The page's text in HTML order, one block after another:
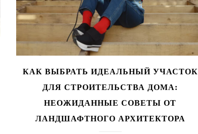
КАК ВЫБРАТЬ ИДЕАЛЬНЫЙ УЧАСТОК
ДЛЯ СТРОИТЕЛЬСТВА ДОМА:
НЕОЖИДАННЫЕ СОВЕТЫ ОТ
ЛАНДШАФТНОГО АРХИТЕКТОРА